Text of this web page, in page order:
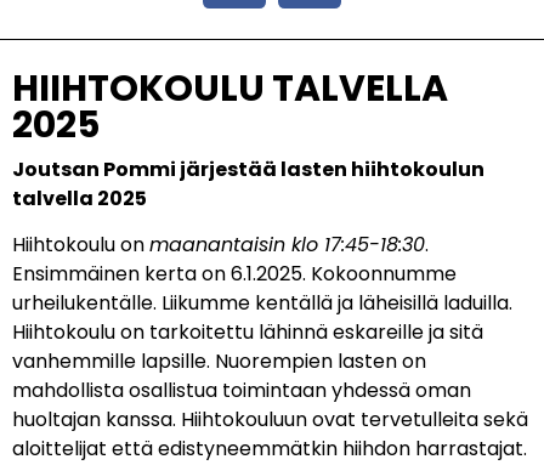
HIIHTOKOULU TALVELLA
2025
Joutsan Pommi järjestää lasten hiihtokoulun
talvella 2025
Hiihtokoulu onmaanantaisin klo 17:45-18:30.
Ensimmäinen kerta on 6.1.2025. Kokoonnumme
urheilukentälle. Liikumme kentällä ja läheisillä laduilla.
Hiihtokoulu on tarkoitettu lähinnä eskareille ja sitä
vanhemmille lapsille. Nuorempien lasten on
mahdollista osallistua toimintaan yhdessä oman
huoltajan kanssa. Hiihtokouluun ovat tervetulleita sekä
aloittelijat että edistyneemmätkin hiihdon harrastajat.